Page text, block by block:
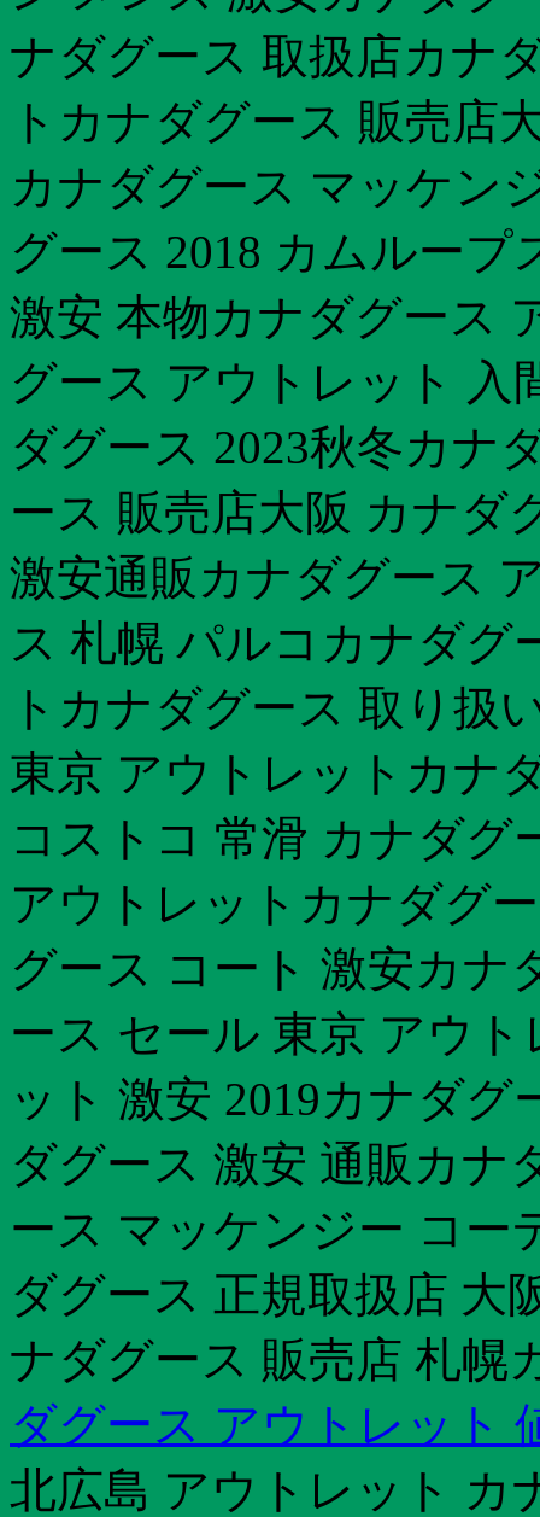
ナダグース 取扱店カナ
トカナダグース 販売店
カナダグース マッケン
グース 2018 カムルー
激安 本物カナダグース
グース アウトレット 入
ダグース 2023秋冬カナ
ース 販売店大阪 カナダ
激安通販カナダグース
ス 札幌 パルコカナダグ
トカナダグース 取り扱
東京 アウトレットカナ
コストコ 常滑 カナダグ
アウトレットカナダグ
グース コート 激安カナ
ース セール 東京 アウ
ット 激安 2019カナダ
ダグース 激安 通販カナ
ース マッケンジー コー
ダグース 正規取扱店 大
ナダグース 販売店 札幌
ダグース アウトレット
北広島 アウトレット カ